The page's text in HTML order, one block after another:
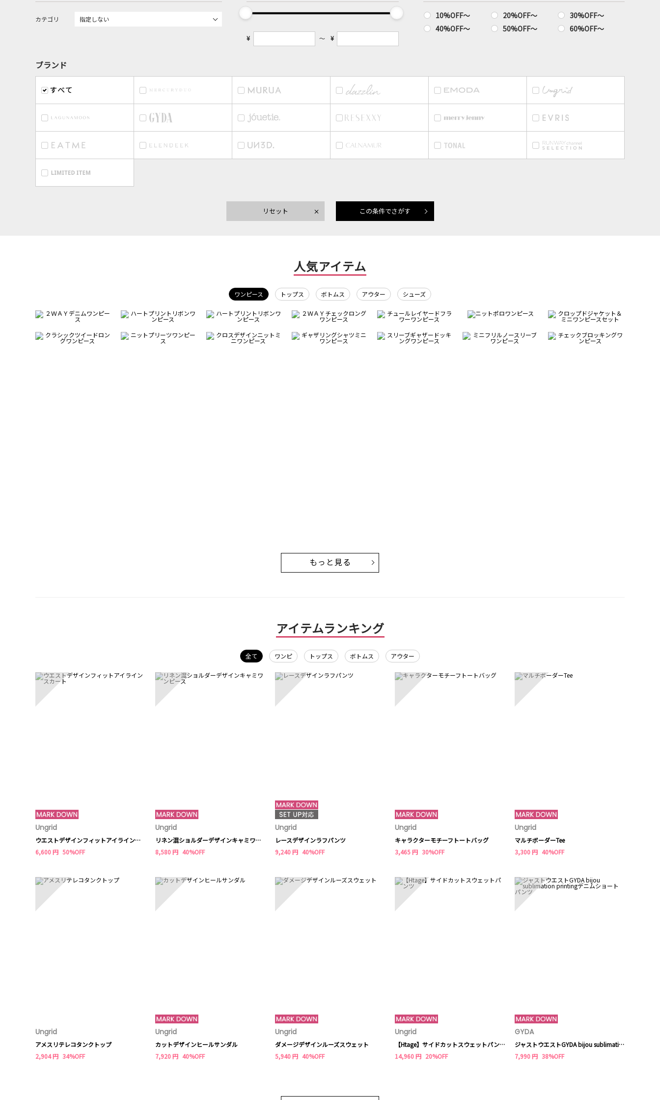
カテゴリ
¥ ¥
10%OFF〜 20%OFF〜
30%OFF〜
40%OFF〜
50%OFF〜 60%OFF〜
ブランド
リセット この条件でさがす
人気アイテム
ワンピース トップス ボトムス アウター シューズ
もっと見る
アイテムランキング
全て ワンピ トップス ボトムス アウター
Ungrid
ウエストデザインフィットアイラインスカート
6,600 円 50%OFF
Ungrid
リネン混ショルダーデザインキャミワンピース
8,580 円 40%OFF
3
Ungrid
レースデザインラフパンツ
9,240 円 40%OFF
4
Ungrid
キャラクターモチーフトートバッグ
3,465 円 30%OFF
Ungrid
マルチボーダーTee
3,300 円 40%OFF
Ungrid
アメスリテレコタンクトップ
2,904 円 34%OFF
Ungrid
カットデザインヒールサンダル
7,920 円 40%OFF
Ungrid
ダメージデザインルーズスウェット
5,940 円 40%OFF
Ungrid
【Htage】サイドカットスウェットパンツ
14,960 円 20%OFF
GYDA
ジャストウエストGYDA bijou sublimation printingデニムショートパンツ
7,990 円 38%OFF